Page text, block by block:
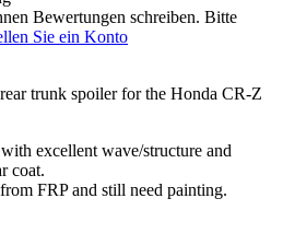
Bewertungen schreiben. Bitte
Sie ein Konto
trunk spoiler for the Honda CR-Z
excellent wave/structure and
coat.
FRP and still need painting.